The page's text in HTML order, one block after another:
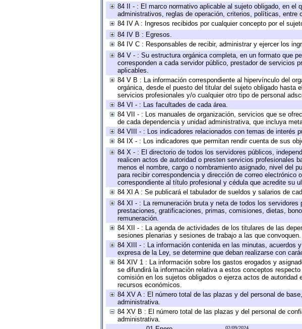
84 II - : El marco normativo aplicable al sujeto obligado, en el
administrativos, reglas de operación, criterios, políticas, entre
84 IV A : Ingresos recibidos por cualquier concepto por el
84 IV B : Egresos.
84 IV C : Responsables de recibir, administrar y ejercer los
84 V - : Su estructura orgánica completa, en un formato que
corresponden a cada servidor público, prestador de servicios
aplicables.
84 V B : La información correspondiente al hipervínculo del
orgánica, desde el puesto del titular del sujeto obligado hasta
servicios profesionales y/o cualquier otro tipo de personal
84 VI - : Las facultades de cada área.
84 VII - : Los manuales de organización, servicios que se
de cada dependencia y unidad administrativa, que incluya
84 VIII - : Los indicadores relacionados con temas de interés
84 IX - : Los indicadores que permitan rendir cuenta de sus
84 X - : El directorio de todos los servidores públicos,
realicen actos de autoridad o presten servicios profesionales
menos el nombre, cargo o nombramiento asignado, nivel del
para recibir correspondencia y dirección de correo
correspondiente al título profesional y cédula que acredite su
84 XI A : Se publicará el tabulador de sueldos y salarios de
84 XI - : La remuneración bruta y neta de todos los
prestaciones, gratificaciones, primas, comisiones, dietas,
remuneración.
84 XII - : La agenda de actividades de los titulares de las
sesiones plenarias y sesiones de trabajo a las que convoquen.
84 XIII - : La información contenida en las minutas, acuerdos
expresa de la Ley, se determine que deban realizarse con
84 XIV 1 : La información sobre los gastos erogados y
se difundirá la información relativa a estos conceptos
comisión en los sujetos obligados o ejerza actos de
recursos económicos.
84 XV A : El número total de las plazas y del personal de
administrativa.
84 XV B : El número total de las plazas y del personal de
administrativa.
02/09/2024